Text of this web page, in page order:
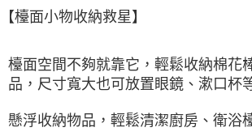
【檯面小物收納救星】
檯面空間不夠就靠它，輕鬆收納棉花
品，尺寸寬大也可放置眼鏡、漱口杯
懸浮收納物品，輕鬆清潔廚房、衛浴